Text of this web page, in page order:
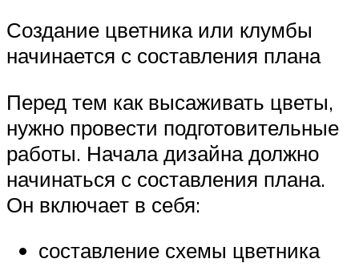
Создание цветника или клумбы
начинается с составления плана
Перед тем как высаживать цветы,
нужно провести подготовительные
работы. Начала дизайна должно
начинаться с составления плана.
Он включает в себя:
составление схемы цветника